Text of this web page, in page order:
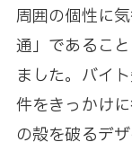
周囲の個性に
通」であるこ
ました。バイ
件をきっかけ
の殻を破るデ